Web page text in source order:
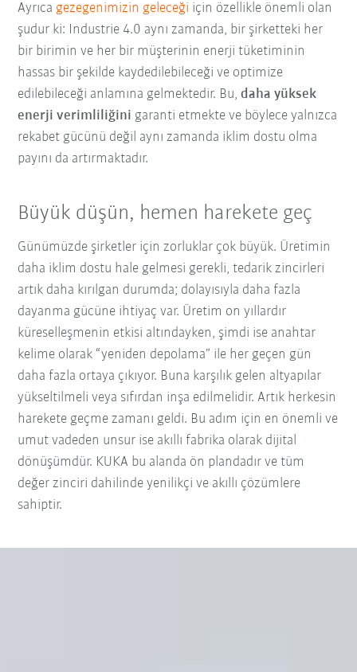
Ayrıcagezegenimizin geleceği için özellikle önemli olan
şudur ki: Industrie 4.0 aynı zamanda, bir şirketteki her
bir birimin ve her bir müşterinin enerji tüketiminin
hassas bir şekilde kaydedilebileceği ve optimize
edilebileceği anlamına gelmektedir. Bu,daha yüksek
enerji verimliliğini garanti etmekte ve böylece yalnızca
rekabet gücünü değil aynı zamanda iklim dostu olma
payını da artırmaktadır.
Büyük düşün, hemen harekete geç
Günümüzde şirketler için zorluklar çok büyük. Üretimin
daha iklim dostu hale gelmesi gerekli, tedarik zincirleri
artık daha kırılgan durumda; dolayısıyla daha fazla
dayanma gücüne ihtiyaç var. Üretim on yıllardır
küreselleşmenin etkisi altındayken, şimdi ise anahtar
kelime olarak “yeniden depolama” ile her geçen gün
daha fazla ortaya çıkıyor. Buna karşılık gelen altyapılar
yükseltilmeli veya sıfırdan inşa edilmelidir. Artık herkesin
harekete geçme zamanı geldi. Bu adım için en önemli ve
umut vadeden unsur ise akıllı fabrika olarak dijital
dönüşümdür. KUKA bu alanda ön plandadır ve tüm
değer zinciri dahilinde yenilikçi ve akıllı çözümlere
sahiptir.